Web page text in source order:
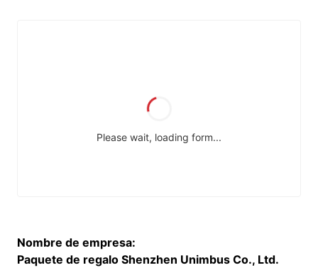
Nombre de empresa:
Paquete de regalo Shenzhen Unimbus Co., Ltd.